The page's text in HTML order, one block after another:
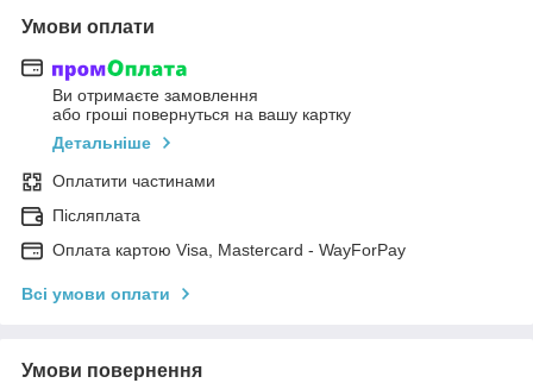
Умови оплати
Ви отримаєте замовлення
або гроші повернуться на вашу картку
Детальніше
Оплатити частинами
Післяплата
Оплата картою Visa, Mastercard - WayForPay
Всі умови оплати
Умови повернення